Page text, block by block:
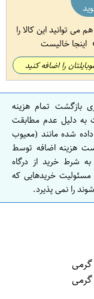
می توانید این کالا را
اینجا خالیست
را اضافه کنید
بازگشت تمام هزینه
به دلیل عدم مطابقت
شده مانند (معیوب
هزینه اضافه توسط
شرط خرید از درگاه
خریدهایی که
را نمی پذیرد.